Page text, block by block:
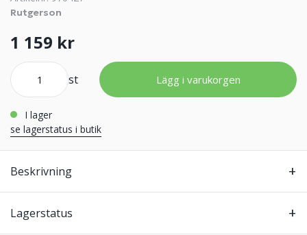
Rutgerson
1 159 kr
st Lägg i varukorgen
i lager
se lagerstatus i butik
Beskrivning
Lagerstatus